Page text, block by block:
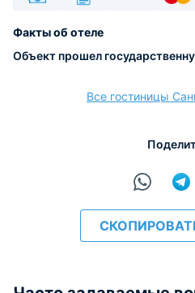
расчёт
Факты об отеле
Объект прошел
Все гостиницы